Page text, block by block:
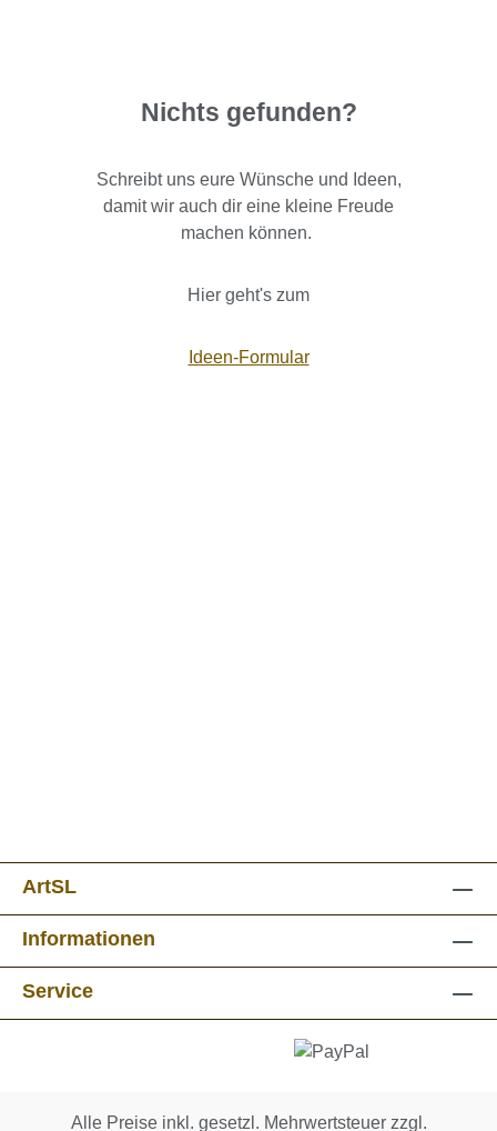
Nichts gefunden?
Schreibt uns eure Wünsche und Ideen,
damit wir auch dir eine kleine Freude
machen können.
Hier geht's zum
Ideen-Formular
ArtSL
Informationen
Service
Alle Preise inkl. gesetzl. Mehrwertsteuer zzgl.